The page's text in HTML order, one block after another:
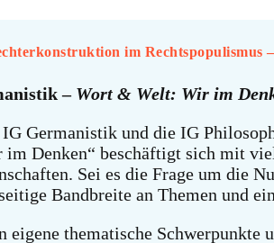
im Rechtspopulismus
– Wort & Welt: Wir im
Germanistik und die IG
Denken“ beschäftigt sich mit
Sei es die Frage um die
Bandbreite an Themen und
thematische Schwerpunkte